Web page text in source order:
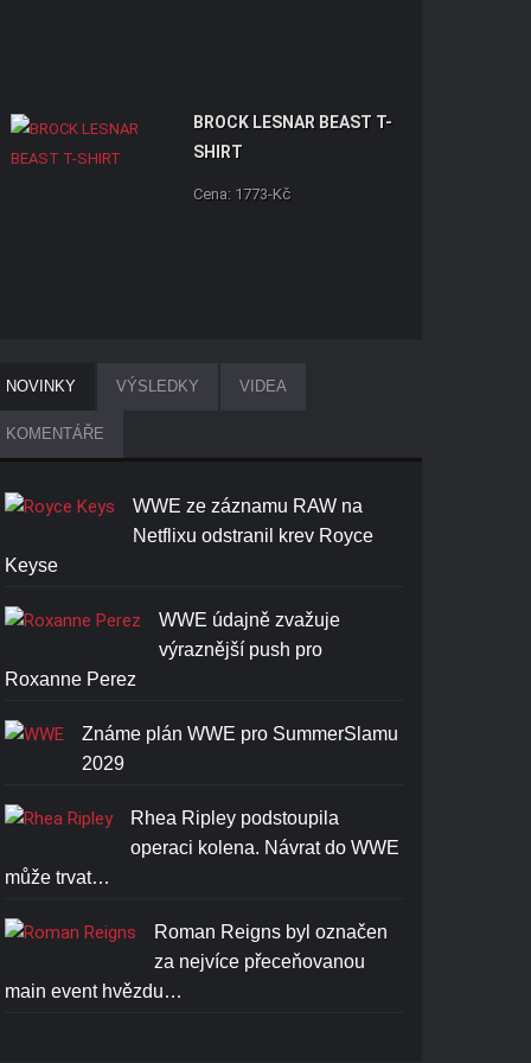
BROCK LESNAR BEAST T-
SHIRT
Cena: 1773-Kč
NOVINKY VÝSLEDKY VIDEA
KOMENTÁŘE
WWE ze záznamu RAW na
Netflixu odstranil krev Royce
Keyse
WWE údajně zvažuje
výraznější push pro
Roxanne Perez
Známe plán WWE pro SummerSlamu
2029
Rhea Ripley podstoupila
operaci kolena. Návrat do WWE
může trvat…
Roman Reigns byl označen
za nejvíce přeceňovanou
main event hvězdu…